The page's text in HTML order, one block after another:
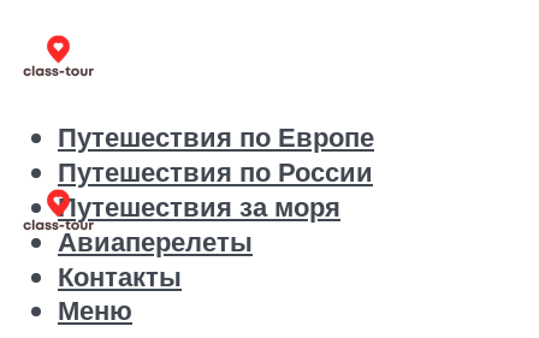
Путешествия по Европе
Путешествия по России
Путешествия за моря
Авиаперелеты
Контакты
Меню